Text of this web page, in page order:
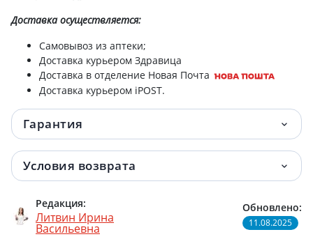
Доставкаосуществляется:
Самовывоз из аптеки;
Доставка курьером Здравица
Доставка в отделение Новая Почта
Доставка курьером iPOST.
Гарантия
Условия возврата
Редакция:
Литвин Ирина
Васильевна
Обновлено:
11.08.2025